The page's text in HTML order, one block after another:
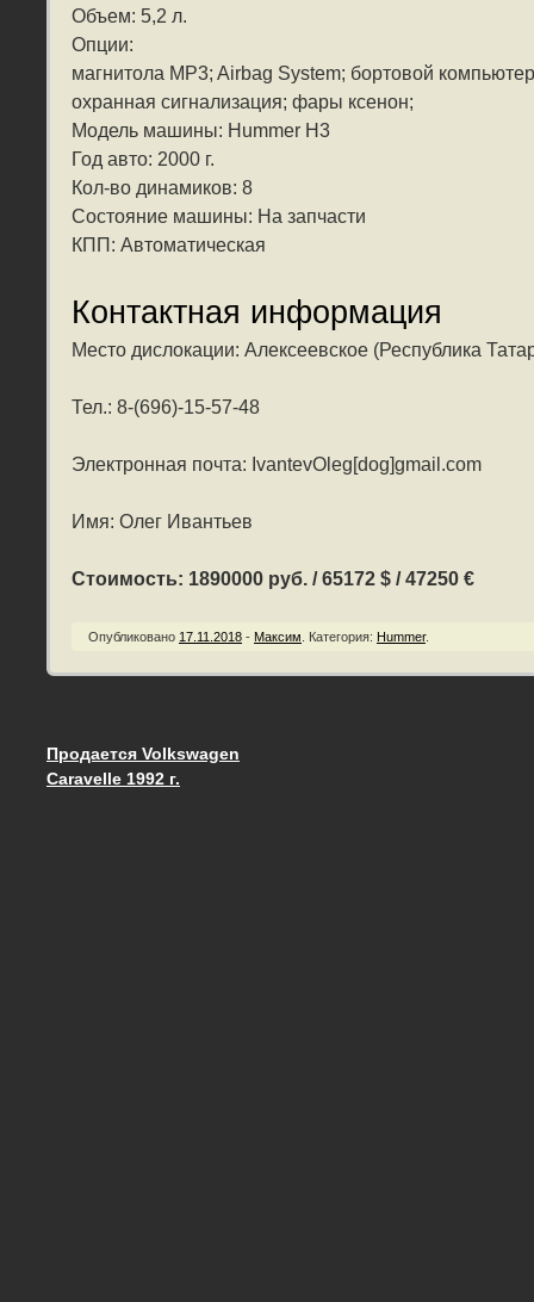
Объем: 5,2 л.
Опции:
магнитола MP3; Airbag System; бортовой
охранная сигнализация; фары ксенон;
Модель машины: Hummer H3
Год авто: 2000 г.
Кол-во динамиков: 8
Состояние машины: На запчасти
КПП: Автоматическая
Контактная информация
Место дислокации: Алексеевское (Республика
Тел.: 8-(696)-15-57-48
Электронная почта: IvantevOleg[dog]gmail.com
Имя: Олег Ивантьев
Стоимость: 1890000 руб. / 65172 $ / 47250 €
Опубликовано 17.11.2018 - Максим Категория: Hummer.
Запись навигация
Продается Volkswagen
Caravelle 1992 г.